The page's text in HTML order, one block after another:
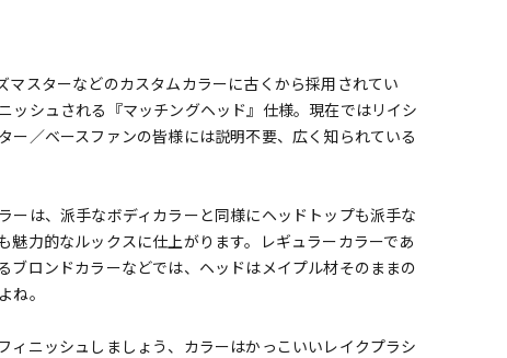
マスターなどのカスタムカラーに古くから採用されてい
ッシュされる『マッチングヘッド』仕様。現在ではリイシ
ー／ベースファンの皆様には説明不要、広く知られている
ーは、派手なボディカラーと同様にヘッドトップも派手な
魅力的なルックスに仕上がります。レギュラーカラーであ
ブロンドカラーなどでは、ヘッドはメイプル材そのままの
ね。
ィニッシュしましょう、カラーはかっこいいレイクプラシ